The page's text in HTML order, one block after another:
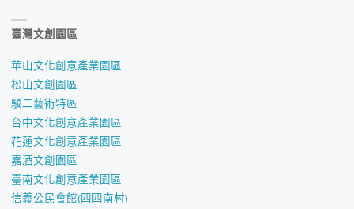
臺灣文創園區
華山文化創意產業園區
松山文創園區
駁二藝術特區
台中文化創意產業園區
花蓮文化創意產業園區
嘉酒文創園區
臺南文化創意產業園區
信義公民會館(四四南村)